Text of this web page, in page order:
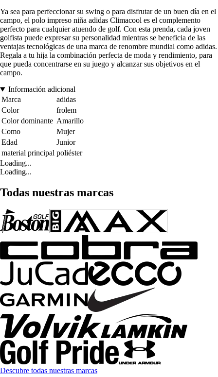
Ya sea para perfeccionar su swing o para disfrutar de un buen día en el
campo, el polo impreso niña adidas Climacool es el complemento
perfecto para cualquier atuendo de golf. Con esta prenda, cada joven
golfista puede expresar su personalidad mientras se beneficia de las
ventajas tecnológicas de una marca de renombre mundial como adidas.
Regala a tu hija la combinación perfecta de moda y rendimiento, para
que pueda concentrarse en su juego y alcanzar sus objetivos en el
campo.
Información adicional
Marca
adidas
Color
frolem
Color dominante Amarillo
Como
Mujer
Edad
Junior
material principal poliéster
Loading...
Loading...
Todas nuestras marcas
Descubre todas nuestras marcas